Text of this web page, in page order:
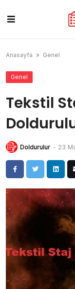
content
Anasayfa » Genel
Genel
Tekstil
Doldurulur - 23